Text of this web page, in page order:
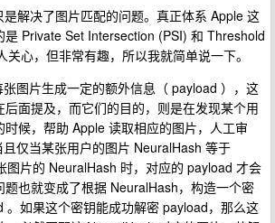
解决了图片匹配的问题。真正体系 Apple 这
是 Private Set Intersection (PSI) 和 Threshold
心，但非常有趣，所以我就简单说一下。
图片生成一定的额外信息（ payload ），这
面提及，而它们的目的，则是在发现某个用
候，帮助 Apple 读取相应的图片，人工审
仅当某张用户的图片 NeuralHash 等于
图片的 NeuralHash 时，对应的 payload 才会
也就变成了根据 NeuralHash，构造一个密
。如果这个密钥能成功解密 payload，那么这